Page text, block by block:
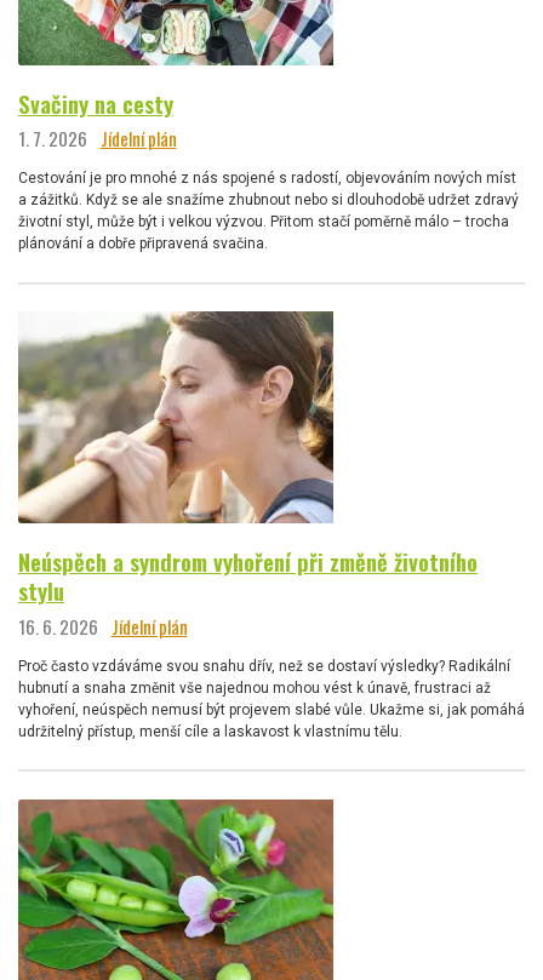
Svačiny na cesty
1. 7. 2026 Jídelní plán
Cestování je pro mnohé z nás spojené s radostí, objevováním nových míst
a zážitků. Když se ale snažíme zhubnout nebo si dlouhodobě udržet zdravý
životní styl, může být i velkou výzvou. Přitom stačí poměrně málo – trocha
plánování a dobře připravená svačina.
Neúspěch a syndrom vyhoření při změně životního
stylu
16. 6. 2026 Jídelní plán
Proč často vzdáváme svou snahu dřív, než se dostaví výsledky? Radikální
hubnutí a snaha změnit vše najednou mohou vést k únavě, frustraci až
vyhoření, neúspěch nemusí být projevem slabé vůle. Ukažme si, jak pomáhá
udržitelný přístup, menší cíle a laskavost k vlastnímu tělu.